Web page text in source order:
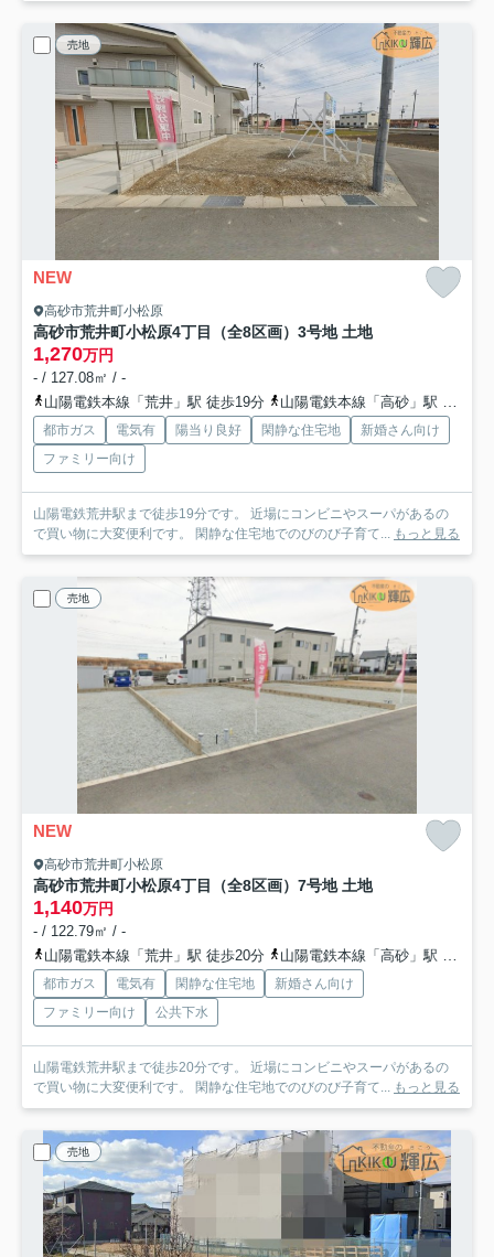
売地
NEW
高砂市荒井町小松原
高砂市荒井町小松原4丁目（全8区画）3号地 土地
1,270万円
- / 127.08㎡ / -
山陽電鉄本線「荒井」駅 徒歩19分
山陽電鉄本線「高砂」駅 徒歩20分
都市ガス 電気有 陽当り良好 閑静な住宅地
新婚さん向け
ファミリー向け
山陽電鉄荒井駅まで徒歩19分です。 近場にコンビニやスーパがあるの
で買い物に大変便利です。 閑静な住宅地でのびのび子育て... もっと見る
売地
NEW
高砂市荒井町小松原
高砂市荒井町小松原4丁目（全8区画）7号地 土地
1,140万円
- / 122.79㎡ / -
山陽電鉄本線「荒井」駅 徒歩20分
山陽電鉄本線「高砂」駅 徒歩20分
都市ガス 電気有 閑静な住宅地
新婚さん向け
ファミリー向け
公共下水
山陽電鉄荒井駅まで徒歩20分です。 近場にコンビニやスーパがあるの
で買い物に大変便利です。 閑静な住宅地でのびのび子育て... もっと見る
売地